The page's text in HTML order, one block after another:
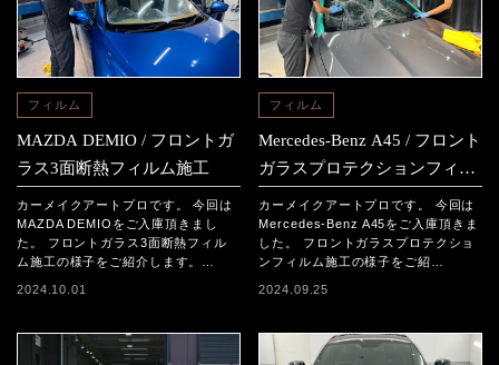
フィルム
MAZDA DEMIO / フロントガ
ラス3面断熱フィルム施工
カーメイクアートプロです。 今回は
MAZDA DEMIOをご入庫頂きまし
た。 フロントガラス3面断熱フィル
ム施工の様子をご紹介します。…
2024.10.01
フィルム
Mercedes-Benz A45 / フロント
ガラスプロテクションフィル
ム施工
カーメイクアートプロです。 今回は
Mercedes-Benz A45をご入庫頂きま
した。 フロントガラスプロテクショ
ンフィルム施工の様子をご紹…
2024.09.25